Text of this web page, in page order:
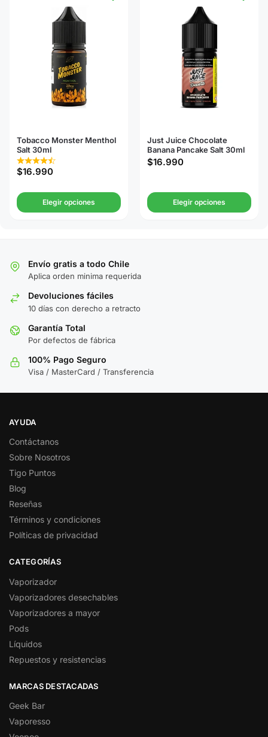
Tobacco Monster Menthol
Salt 30ml
$16.990
Elegir opciones
Just Juice Chocolate
Banana Pancake Salt 30ml
$16.990
Elegir opciones
Envío gratis a todo Chile
Aplica orden minima requerida
Devoluciones fáciles
10 días con derecho a retracto
Garantía Total
Por defectos de fábrica
100% Pago Seguro
Visa / MasterCard / Transferencia
AYUDA
Contáctanos
Sobre Nosotros
Tigo Puntos
Blog
Reseñas
Términos y condiciones
Políticas de privacidad
CATEGORÍAS
Vaporizador
Vaporizadores desechables
Vaporizadores a mayor
Pods
Líquidos
Repuestos y resistencias
MARCAS DESTACADAS
Geek Bar
Vaporesso